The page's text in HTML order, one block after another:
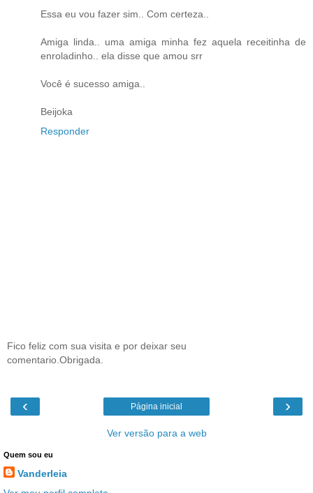
Essa eu vou fazer sim.. Com certeza..
Amiga linda.. uma amiga minha fez aquela receitinha de
enroladinho.. ela disse que amou srr
Você é sucesso amiga..
Beijoka
Responder
Fico feliz com sua visita e por deixar seu
comentario.Obrigada.
‹ ›
Página inicial
Ver versão para a web
Quem sou eu
Vanderleia